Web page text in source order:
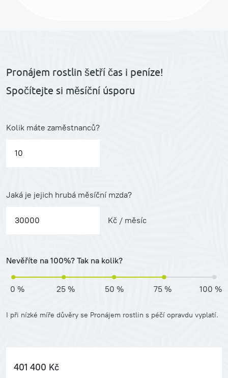
Pronájem rostlin šetří čas i peníze!
Spočítejte si měsíční úsporu
Kolik máte zaměstnanců?
Jaká je jejich hrubá měsíční mzda?
Kč / měsíc
Nevěříte na 100%? Tak na kolik?
0 % 25 % 50 % 75 % 100 %
I při nízké míře důvěry se Pronájem rostlin s péčí opravdu vyplatí.
401 400 Kč